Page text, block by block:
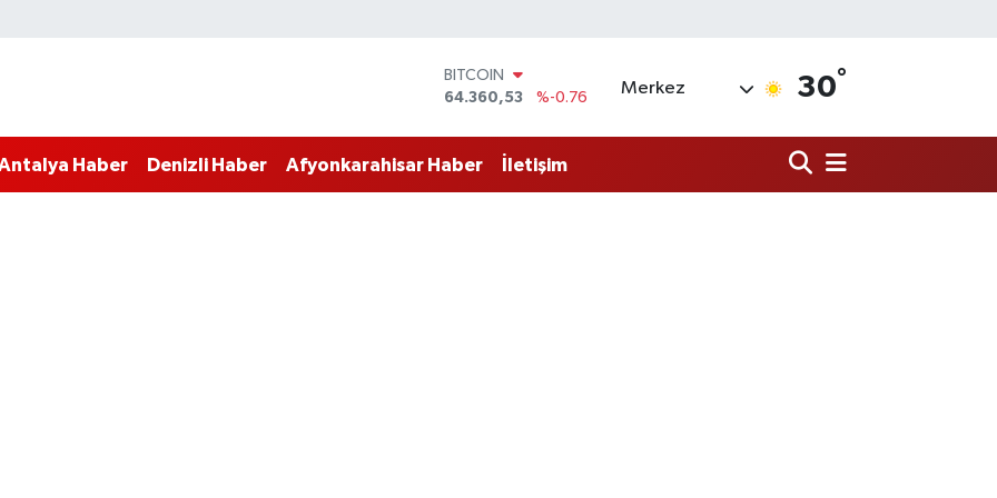
BITCOIN
64.360,53
%-0.76
47,7069
%0.17
EURO
Merkez 30°
Haber Denizli Haber Afyonkarahisar Haber İletişim